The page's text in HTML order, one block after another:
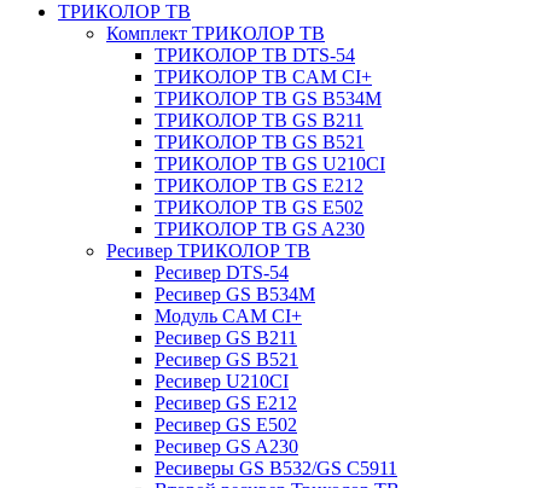
ТРИКОЛОР ТВ
Комплект ТРИКОЛОР ТВ
ТРИКОЛОР ТВ DTS-54
ТРИКОЛОР ТВ CAM CI+
ТРИКОЛОР ТВ GS B534M
ТРИКОЛОР ТВ GS B211
ТРИКОЛОР ТВ GS B521
ТРИКОЛОР ТВ GS U210CI
ТРИКОЛОР ТВ GS E212
ТРИКОЛОР ТВ GS E502
ТРИКОЛОР ТВ GS A230
Ресивер ТРИКОЛОР ТВ
Ресивер DTS-54
Ресивер GS B534M
Модуль CAM CI+
Ресивер GS B211
Ресивер GS B521
Ресивер U210CI
Ресивер GS E212
Ресивер GS E502
Ресивер GS A230
Ресиверы GS B532/GS C5911